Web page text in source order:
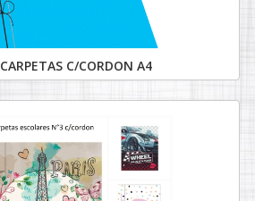
CARPETAS C/CORDON A4